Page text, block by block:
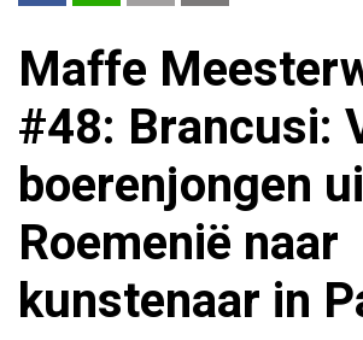
Maffe
#48: Brancusi:
boerenjongen
Roemenië naar
kunstenaar in